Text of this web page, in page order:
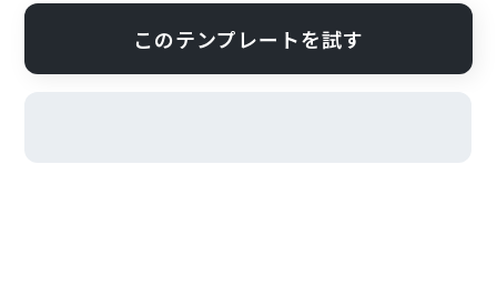
このテンプレートを試す